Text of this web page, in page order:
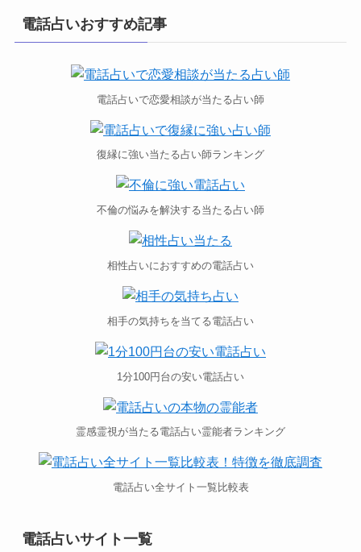
電話占いおすすめ記事
電話占いで恋愛相談が当たる占い師
復縁に強い当たる占い師ランキング
不倫の悩みを解決する当たる占い師
相性占いにおすすめの電話占い
相手の気持ちを当てる電話占い
1分100円台の安い電話占い
霊感霊視が当たる電話占い霊能者ランキング
電話占い全サイト一覧比較表
電話占いサイト一覧